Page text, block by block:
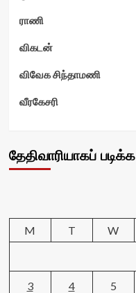
ராணி
விகடன்
விவேக சிந்தாமணி
வீரகேசரி
தேதிவாரியாகப் படிக்க
M
T W
3 4 5